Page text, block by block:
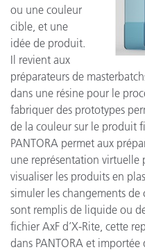
ou une couleur
cible, et une
idée de produit.
Il revient aux
préparateurs de
dans une résine pour le
fabriquer des prototypes
de la couleur sur le produit
PANTORA permet aux
une représentation virtuelle
visualiser les produits en
simuler les changements de
sont remplis de liquide ou
fichier AxF d’X-Rite, cette
dans PANTORA et